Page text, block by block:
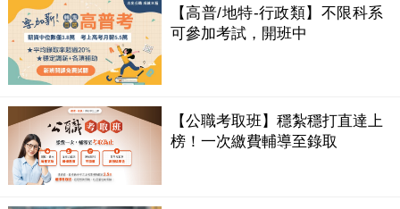
【高普/地特-行政類】不限科系
可參加考試，開班中
【公職考取班】穩紮穩打直達上
榜！一次繳費輔導至錄取